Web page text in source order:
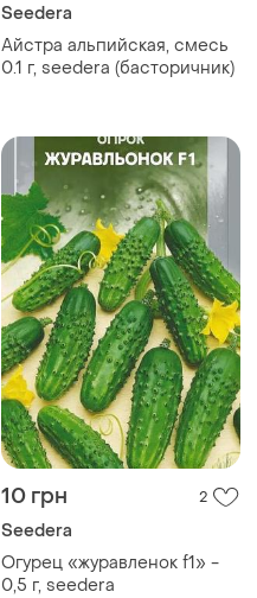
Seedera
Айстра альпийская, смесь
0.1 г, seedera (басторичник)
10 грн 2
Seedera
Огурец «журавленок f1» -
0,5 г, seedera